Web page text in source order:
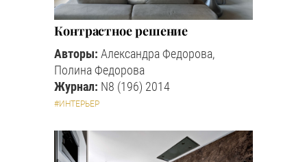
Контрастное решение
Авторы: Александра Федорова,
Полина Федорова
Журнал: N8 (196) 2014
#ИНТЕРЬЕР